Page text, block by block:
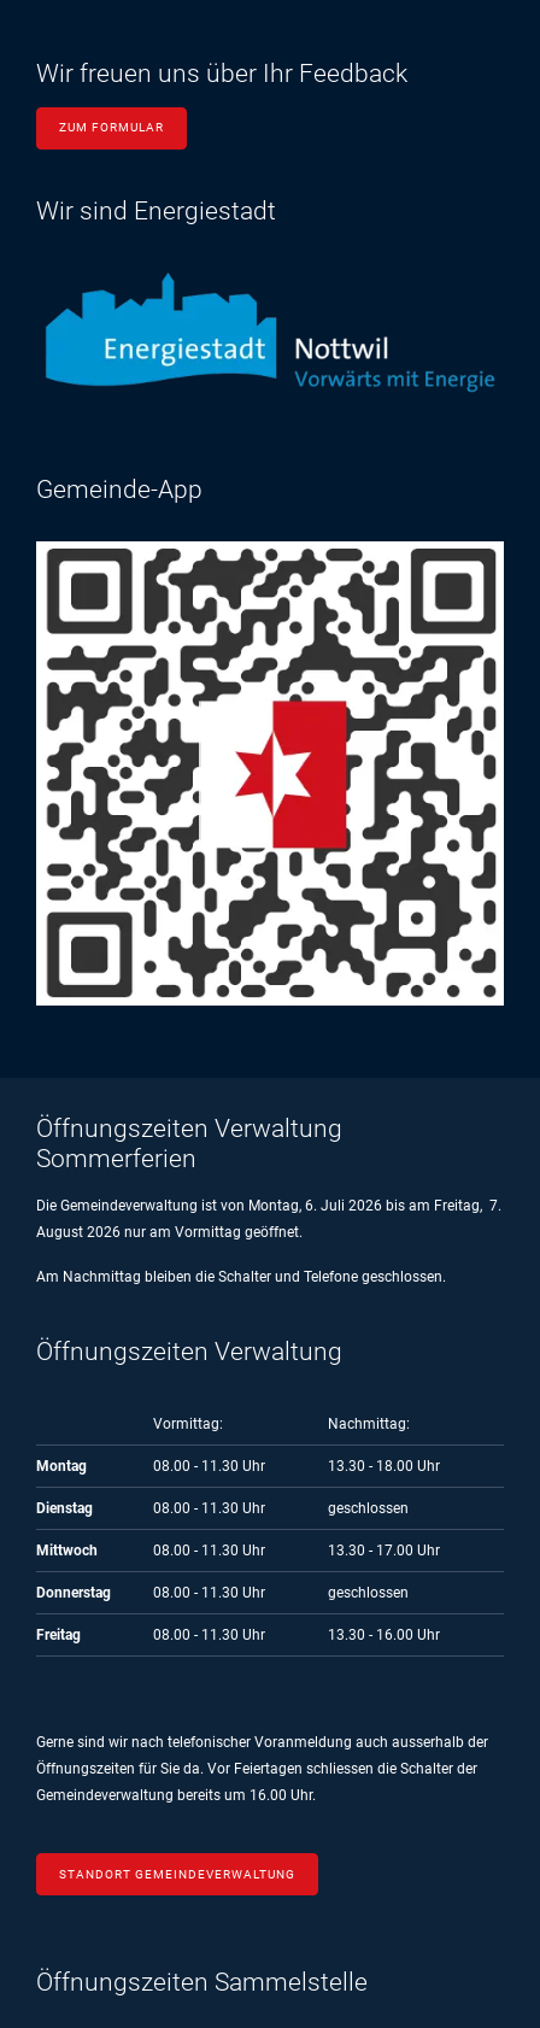
Wir freuen uns über Ihr Feedback
ZUM FORMULAR
Wir sind Energiestadt
Gemeinde-App
Öffnungszeiten Verwaltung
Sommerferien
Die Gemeindeverwaltung ist von Montag, 6. Juli 2026 bis am Freitag, 7.
August 2026 nur am Vormittag geöffnet.
Am Nachmittag bleiben die Schalter und Telefone geschlossen.
Öffnungszeiten Verwaltung
Vormittag: Nachmittag:
Montag 08.00 - 11.30 Uhr 13.30 - 18.00 Uhr
Dienstag 08.00 - 11.30 Uhr geschlossen
Mittwoch 08.00 - 11.30 Uhr 13.30 - 17.00 Uhr
Donnerstag 08.00 - 11.30 Uhr geschlossen
Freitag 08.00 - 11.30 Uhr 13.30 - 16.00 Uhr
Gerne sind wir nach telefonischer Voranmeldung auch ausserhalb der
Öffnungszeiten für Sie da. Vor Feiertagen schliessen die Schalter der
Gemeindeverwaltung bereits um 16.00 Uhr.
STANDORT GEMEINDEVERWALTUNG
Öffnungszeiten Sammelstelle